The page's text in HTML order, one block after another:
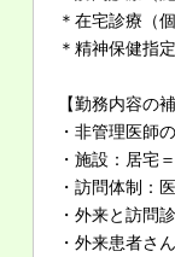
＊在宅診療（個
＊精神保健指
【勤務内容の補
・非管理医師
・施設：居宅
・訪問体制：
・外来と訪問
・外来患者さ